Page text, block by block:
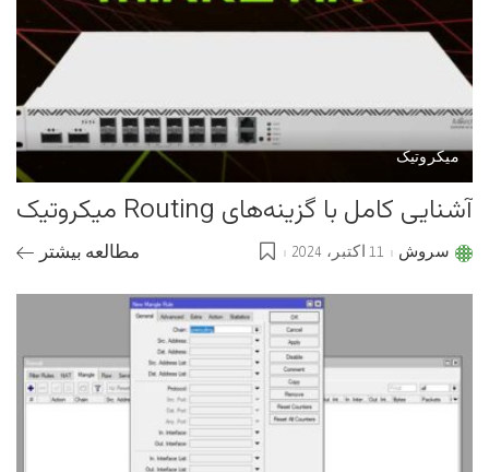
میکروتیک
آشنایی کامل با گزینه‌های Routing میکروتیک
Postedسروش 11 اکتبر، 2024 مطالعه بیشتر